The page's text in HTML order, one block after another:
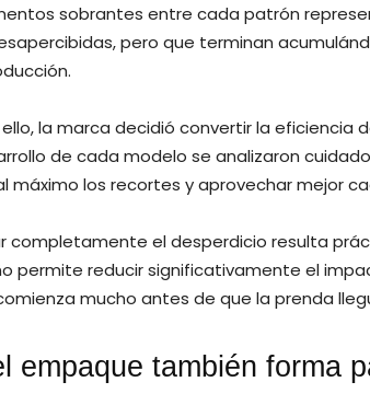
sobrantes entre cada patrón
pero que terminan
la marca decidió convertir la eficiencia
de cada modelo se analizaron
máximo los recortes y aprovechar mejor
completamente el desperdicio resulta
permite reducir significativamente el
mucho antes de que la prenda
empaque también forma